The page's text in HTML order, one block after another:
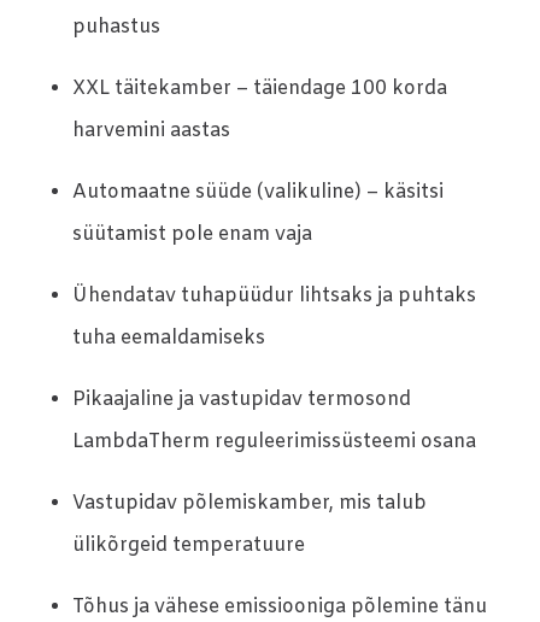
puhastus
XXL täitekamber – täiendage 100 korda
harvemini aastas
Automaatne süüde (valikuline) – käsitsi
süütamist pole enam vaja
Ühendatav tuhapüüdur lihtsaks ja puhtaks
tuha eemaldamiseks
Pikaajaline ja vastupidav termosond
LambdaTherm reguleerimissüsteemi osana
Vastupidav põlemiskamber, mis talub
ülikõrgeid temperatuure
Tõhus ja vähese emissiooniga põlemine tänu